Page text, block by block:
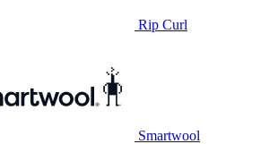
Rip Curl
Smartwool